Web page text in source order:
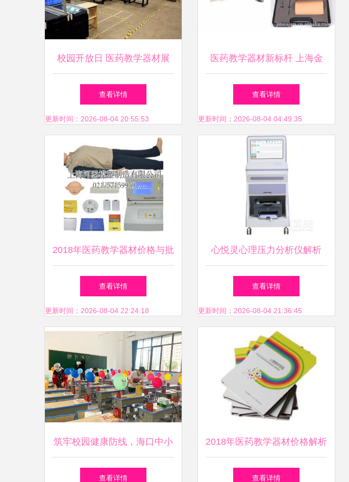
校园开放日 医药教学器材展
开启健康探索之旅
查看详情
更新时间：2026-08-04 20:55:53
医药教学器材新标杆 上海金
馨医学高级外科基本技能训练
工具箱解析
查看详情
更新时间：2026-08-04 04:49:35
2018年医药教学器材价格与批
发市场解析 来自教育装备网
第47页的洞察
查看详情
更新时间：2026-08-04 22:24:18
心悦灵心理压力分析仪解析
专业心理咨询设备的市场表现
与厂家报价
查看详情
更新时间：2026-08-04 21:36:45
筑牢校园健康防线，海口中小
学多措并举迎开学
查看详情
2018年医药教学器材价格解析
与批发采购指南
查看详情